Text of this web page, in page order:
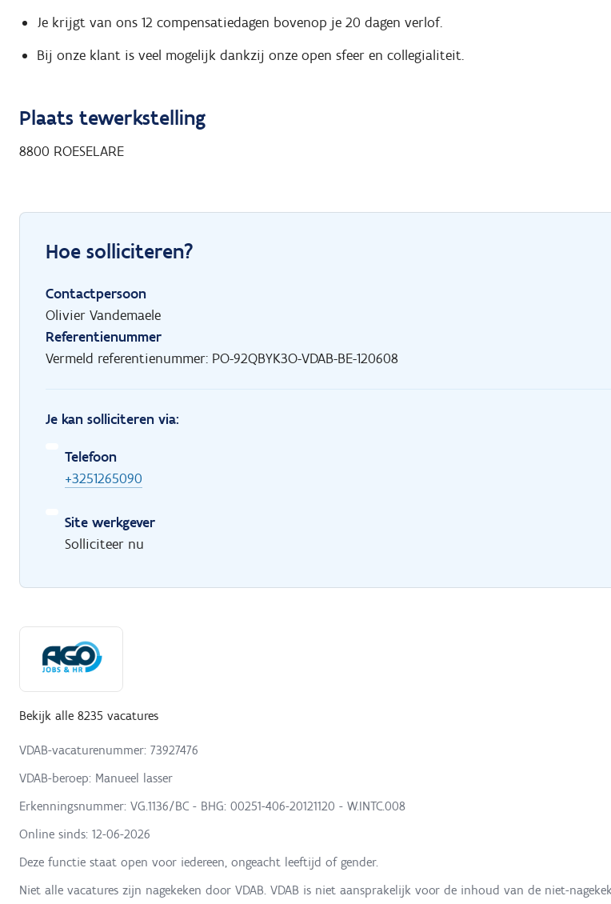
Je krijgt van ons 12 compensatiedagen bovenop je 20 dagen verlof.
Bij onze klant is veel mogelijk dankzij onze open sfeer en collegialiteit.
Plaats tewerkstelling
8800 ROESELARE
Hoe solliciteren?
Contactpersoon
Olivier Vandemaele
Referentienummer
Vermeld referentienummer: PO-92QBYK3O-VDAB-BE-120608
Je kan solliciteren via:
Telefoon
+3251265090
Site werkgever
Solliciteer nu
Bekijk alle 8235 vacatures
VDAB-vacaturenummer: 73927476
VDAB-beroep: Manueel lasser
Erkenningsnummer: VG.1136/BC - BHG: 00251-406-20121120 - W.INTC.008
Online sinds: 12-06-2026
Deze functie staat open voor iedereen, ongeacht leeftijd of gender.
Niet alle vacatures zijn nagekeken door VDAB. VDAB is niet aansprakelijk voor de inhoud van de niet-